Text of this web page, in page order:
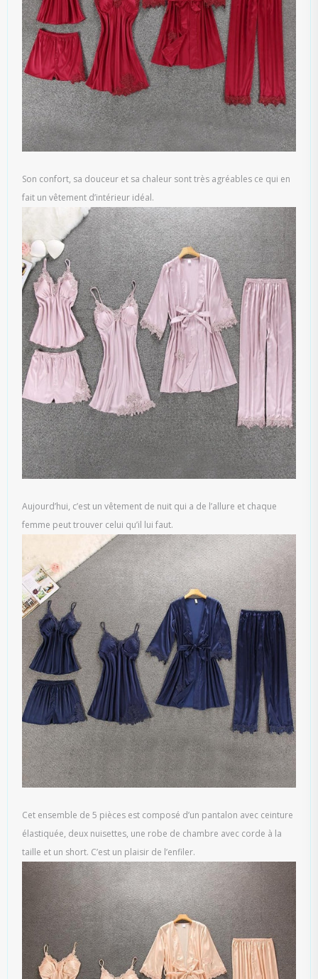
Son confort, sa douceur et sa chaleur sont très agréables ce qui en
fait un vêtement d’intérieur idéal.
Aujourd’hui, c’est un vêtement de nuit qui a de l’allure et chaque
femme peut trouver celui qu’il lui faut.
Cet ensemble de 5 pièces est composé d’un pantalon avec ceinture
élastiquée, deux nuisettes, une robe de chambre avec corde à la
taille et un short. C’est un plaisir de l’enfiler.